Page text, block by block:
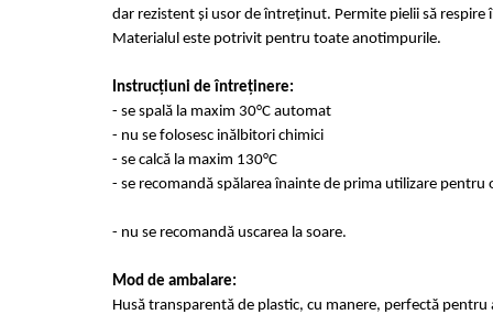
dar rezistent și usor de întreținut. Permite pielii să respire
Materialul este potrivit pentru toate anotimpurile.
Instrucțiuni de întreținere:
- se spală la maxim 30°C automat
- nu se folosesc inălbitori chimici
- se calcă la maxim 130°C
- se recomandă spălarea înainte de prima utilizare pentru
- nu se recomandă uscarea la soare.
Mod de ambalare:
Husă transparentă de plastic, cu manere, perfectă pentru